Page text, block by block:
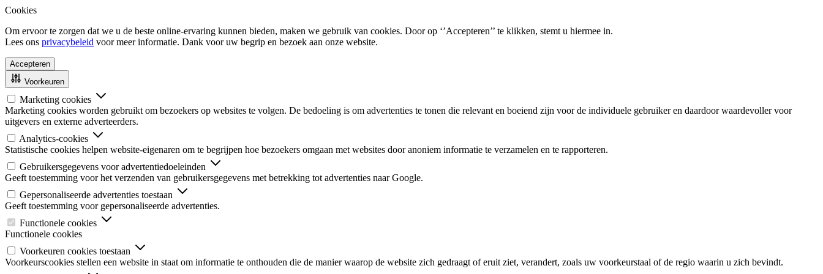
Cookies
Om ervoor te zorgen dat we u de beste online-ervaring kunnen bieden, maken we gebruik van cookies. Door op ‘’Accepteren’’ te klikken, stemt u hiermee in.
Lees ons privacybeleid voor meer informatie. Dank voor uw begrip en bezoek aan onze website.
Accepteren
Voorkeuren
Marketing cookies
Marketing cookies worden gebruikt om bezoekers op websites te volgen. De bedoeling is om advertenties te tonen die relevant en boeiend zijn voor de individuele gebruiker en daardoor waardevoller voor
uitgevers en externe adverteerders.
Analytics-cookies
Statistische cookies helpen website-eigenaren om te begrijpen hoe bezoekers omgaan met websites door anoniem informatie te verzamelen en te rapporteren.
Gebruikersgegevens voor advertentiedoeleinden
Geeft toestemming voor het verzenden van gebruikersgegevens met betrekking tot advertenties naar Google.
Gepersonaliseerde advertenties toestaan
Geeft toestemming voor gepersonaliseerde advertenties.
Functionele cookies
Functionele cookies
Voorkeuren cookies toestaan
Voorkeurscookies stellen een website in staat om informatie te onthouden die de manier waarop de website zich gedraagt of eruit ziet, verandert, zoals uw voorkeurstaal of de regio waarin u zich bevindt.